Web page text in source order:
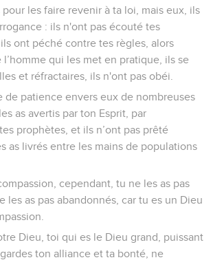
pour les faire revenir à ta loi, mais eux, ils
: ils n'ont pas écouté tes
ont péché contre tes règles, alors
l’homme qui les met en pratique, ils se
et réfractaires, ils n'ont pas obéi.
de patience envers eux de nombreuses
as avertis par ton Esprit, par
prophètes, et ils n’ont pas prêté
as livrés entre les mains de populations
cependant, tu ne les as pas
les as pas abandonnés, car tu es un Dieu
Dieu, toi qui es le Dieu grand, puissant
ton alliance et ta bonté, ne